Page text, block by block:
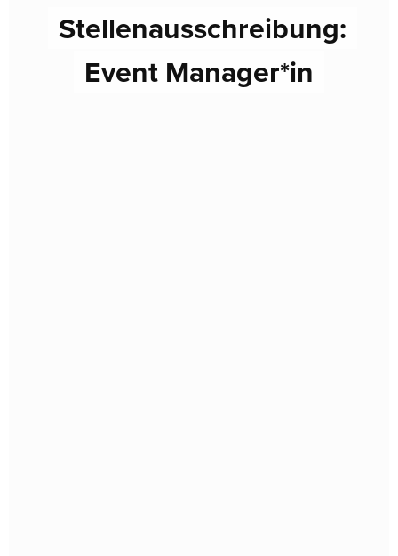
Stellenausschreibung:
Event Manager*in